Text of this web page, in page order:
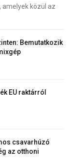
közül az
Bemutatkozik
EU raktárról
csavarhúzó
az otthoni